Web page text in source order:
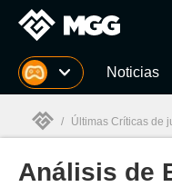
MGG Noticias
MGG
/ Últimas Críticas de
Análisis de